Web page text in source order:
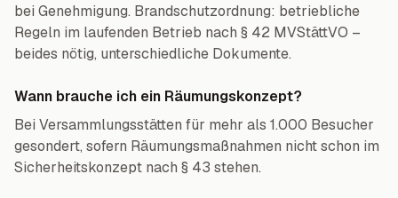
bei Genehmigung. Brandschutzordnung: betriebliche
Regeln im laufenden Betrieb nach § 42 MVStättVO –
beides nötig, unterschiedliche Dokumente.
Wann brauche ich ein Räumungskonzept?
Bei Versammlungsstätten für mehr als 1.000 Besucher
gesondert, sofern Räumungsmaßnahmen nicht schon im
Sicherheitskonzept nach § 43 stehen.